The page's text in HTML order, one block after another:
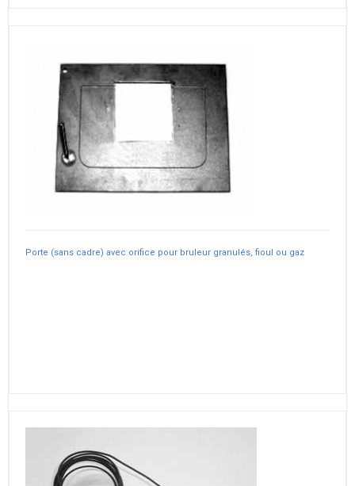
Porte (sans cadre) avec orifice pour bruleur granulés, fioul ou gaz